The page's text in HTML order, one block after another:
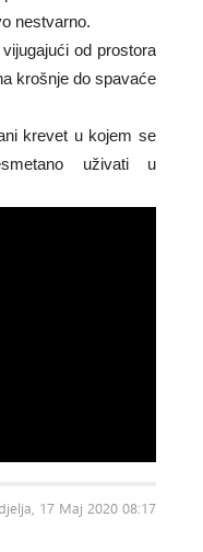
nestvarno.
od prostora
krošnje do spavaće
krevet u kojem se
uživati u
17 Maj 2020 08:17